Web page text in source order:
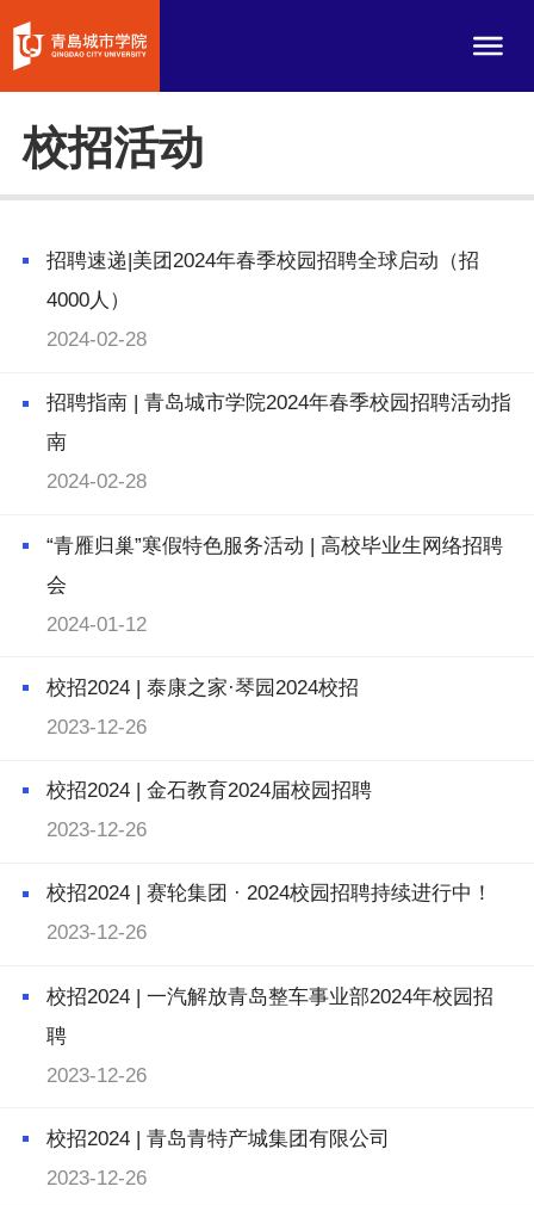
校招活动
招聘速递|美团2024年春季校园招聘全球启动（招
4000人）
2024-02-28
招聘指南 | 青岛城市学院2024年春季校园招聘活动指
南
2024-02-28
“青雁归巢”寒假特色服务活动 | 高校毕业生网络招聘
会
2024-01-12
校招2024 | 泰康之家·琴园2024校招
2023-12-26
校招2024 | 金石教育2024届校园招聘
2023-12-26
校招2024 | 赛轮集团 · 2024校园招聘持续进行中！
2023-12-26
校招2024 | 一汽解放青岛整车事业部2024年校园招
聘
2023-12-26
校招2024 | 青岛青特产城集团有限公司
2023-12-26